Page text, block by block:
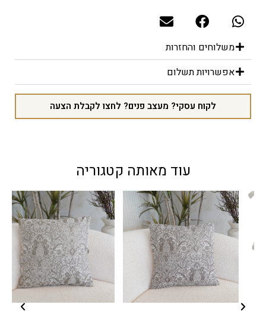
משלוחים והחזרות
אפשרויות תשלום
לקוח עסקי? מעצב פנים? לחצו לקבלת הצעה
עוד מאותה קטגוריה